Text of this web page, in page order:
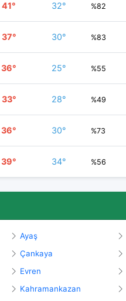
41° 32° %82
37° 30° %83
36° 25° %55
33° 28° %49
36° 30° %73
39° 34° %56
Ayaş
Çankaya
Evren
Kahramankazan